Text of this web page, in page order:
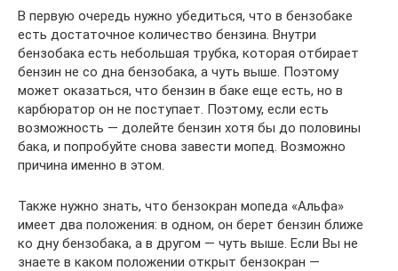
В первую очередь нужно убедиться, что в бензобаке
есть достаточное количество бензина. Внутри
бензобака есть небольшая трубка, которая отбирает
бензин не со дна бензобака, а чуть выше. Поэтому
может оказаться, что бензин в баке еще есть, но в
карбюратор он не поступает. Поэтому, если есть
возможность — долейте бензин хотя бы до половины
бака, и попробуйте снова завести мопед. Возможно
причина именно в этом.
Также нужно знать, что бензокран мопеда «Альфа»
имеет два положения: в одном, он берет бензин ближе
ко дну бензобака, а в другом — чуть выше. Если Вы не
знаете в каком положении открыт бензокран —